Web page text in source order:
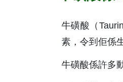
牛磺酸（
素，令到佢係
牛磺酸係許多